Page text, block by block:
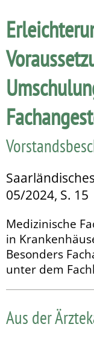
05/2024, S. 15
Medizinische
in
Besonders
unter dem
Aus der